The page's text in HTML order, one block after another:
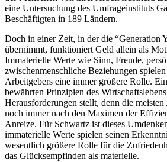
eine Untersuchung des Umfrageinstituts
Beschäftigten in 189 Ländern.
Doch in einer Zeit, in der die “Generation
übernimmt, funktioniert Geld allein als
Immaterielle Werte wie Sinn, Freude,
zwischenmenschliche Beziehungen
Arbeitgebers eine immer größere Rolle.
bewährten Prinzipien des
Herausforderungen stellt, denn die
noch immer nach den Maximen der
Anreize. Für Schwartz ist dieses
immaterielle Werte spielen seinen
wesentlich größere Rolle für die
das Glücksempfinden als materielle.